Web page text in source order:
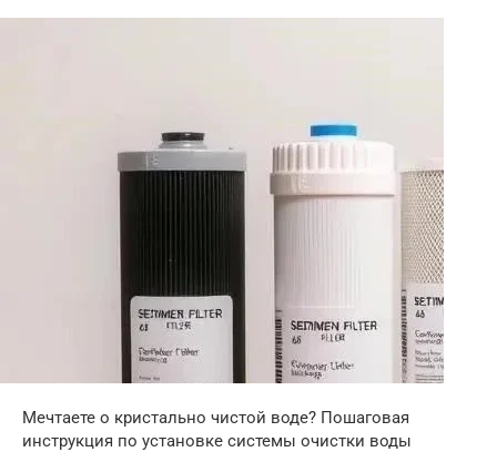
Мечтаете о кристально чистой воде? Пошаговая
инструкция по установке системы очистки воды